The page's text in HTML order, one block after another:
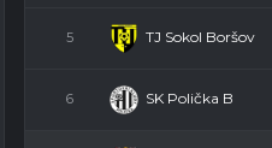
5 TJ Sokol Boršov
6 SK Polička B